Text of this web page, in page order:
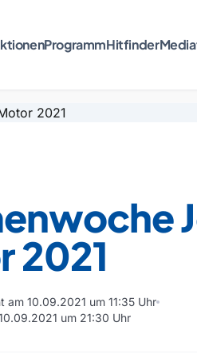
ProgrammHitfinder
2021
am 10.09.2021 um 11:35 Uhr
um 21:30 Uhr